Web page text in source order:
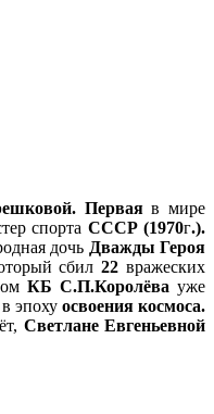
Перваяв мире
спорта СССР (1970г.).
дочь Дважды Героя
сбил22 вражеских
КБ С.П.Королёва уже
эпоху освоения космоса.
Светлане Евгеньевной